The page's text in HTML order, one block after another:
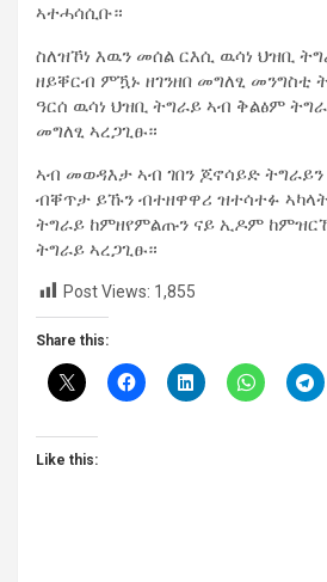
ኣተሓሳሲቡ።
ስለዝኾነ እዉን መሰል ርእሲ ዉሳነ ህዝቢ
ዘይቐርብ ምዃኑ ዘገንዘበ መግለፂ መንግስቲ
ዓርሰ ዉሳነ ህዝቢ ትግራይ ኣብ ቅልፅም
መግለፂ ኣረጋጊፁ።
ኣብ መወዳእታ ኣብ ገበን ጆኖሳይድ
ብቐጥታ ይኹን ብተዘዋዋሪ ዝተሳተፉ
ትግራይ ከምዘየምልጡን ናይ ኢዶም
ትግራይ ኣረጋጊፁ።
Post Views: 1,855
Share this:
Like this: